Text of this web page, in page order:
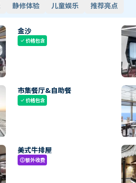
静修体验 儿童娱乐 推荐亮点
金沙
check价格包含
市集餐厅&自助餐
check价格包含
美式牛排屋
paid额外收费